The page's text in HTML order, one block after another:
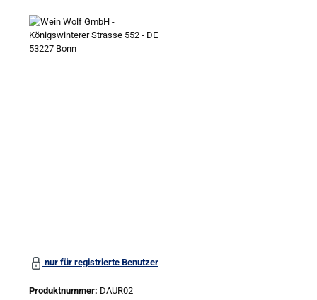
nur für registrierte Benutzer
Produktnummer: DAUR02